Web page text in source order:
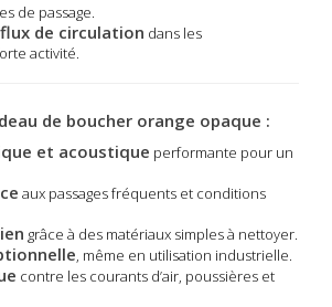
de passage.
de circulation dans les
activité.
de boucher orange opaque :
et acoustique performante pour un
aux passages fréquents et conditions
grâce à des matériaux simples à nettoyer.
, même en utilisation industrielle.
contre les courants d’air, poussières et